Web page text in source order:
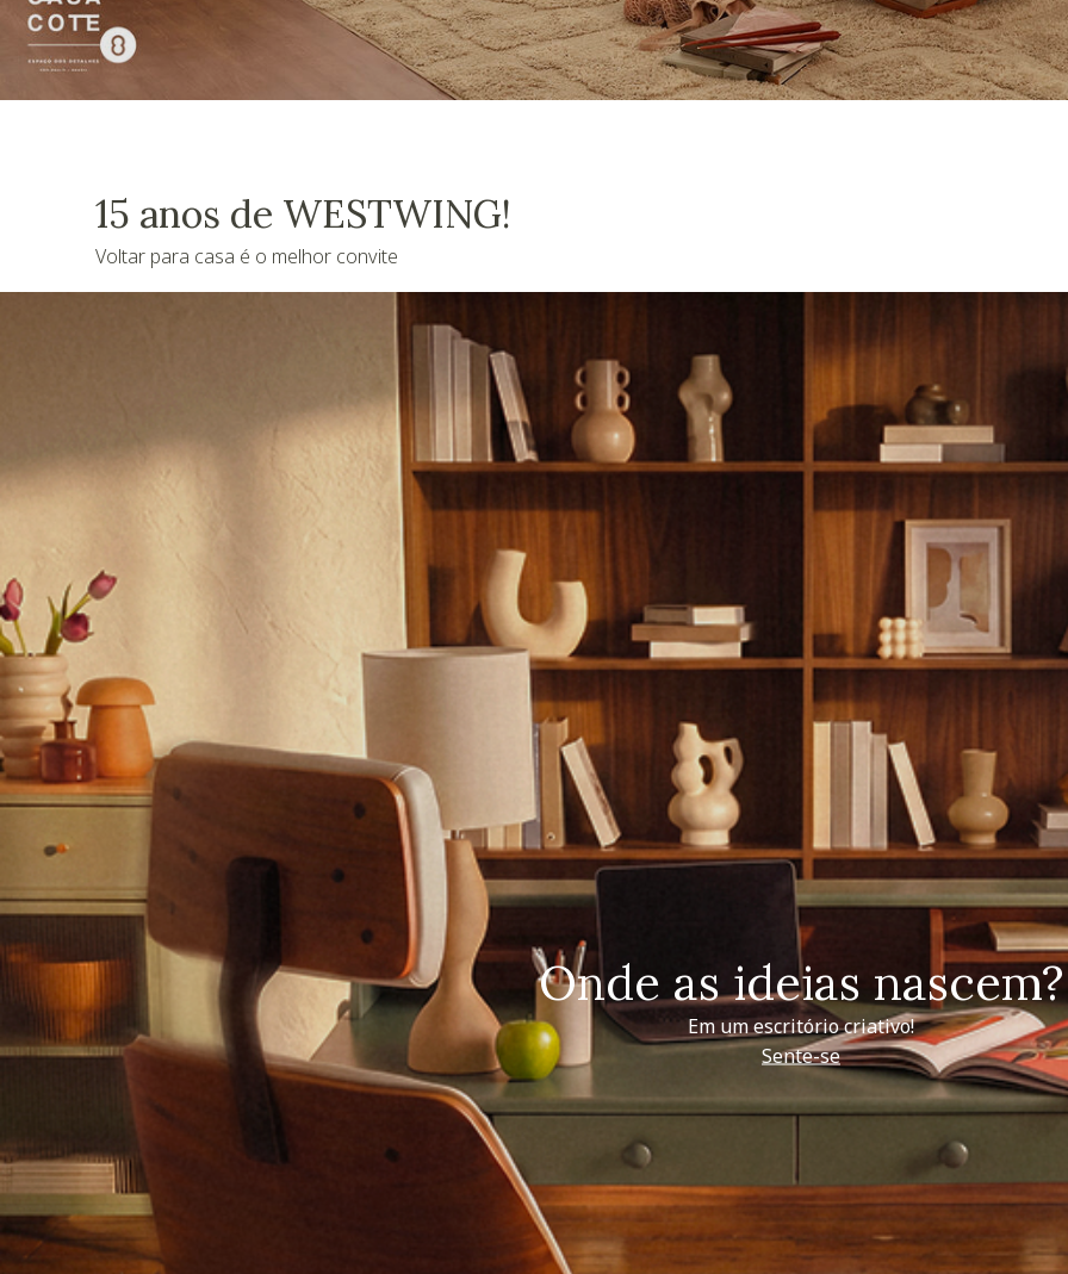
15 anos de WESTWING!
Voltar para casa é o melhor convite
Onde as ideias nascem?
Em um escritório criativo!
Sente-se